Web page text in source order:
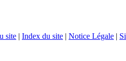
site | Index du site | Notice Légale |